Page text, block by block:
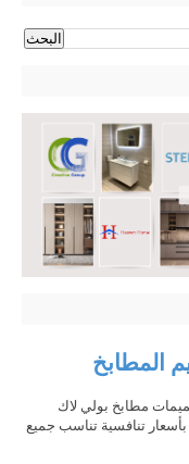
المطابخ
مطابخ بولي لاك
تنافسية تناسب جميع